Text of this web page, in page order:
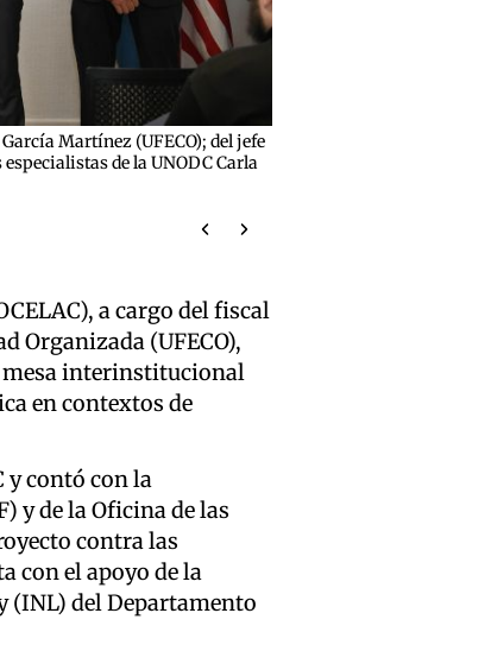
Martínez (UFECO); del jefe
de la UNODC Carla
a cargo del fiscal
Organizada (UFECO),
mesa interinstitucional
en contextos de
y contó con la
y de la Oficina de las
contra las
con el apoyo de la
(INL) del Departamento